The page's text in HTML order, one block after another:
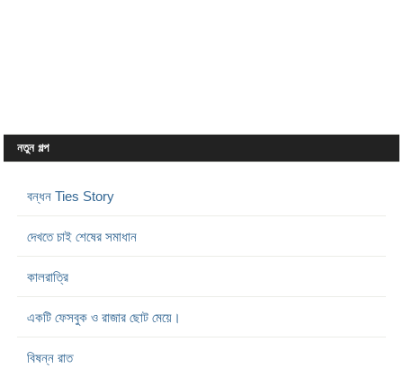
নতুন গল্প
বন্ধন Ties Story
দেখতে চাই শেষের সমাধান
কালরাত্রি
একটি ফেসবুক ও রাজার ছোট মেয়ে।
বিষন্ন রাত